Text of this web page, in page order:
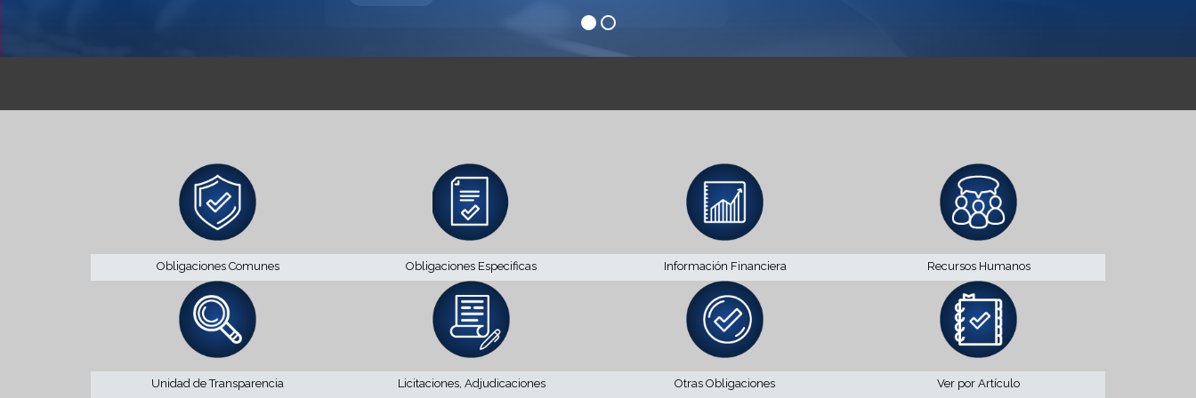
Obligaciones Comunes Obligaciones Especificas Información Financiera Recursos Humanos
Unidad de Transparencia Licitaciones, Adjudicaciones Otras Obligaciones Ver por Artículo